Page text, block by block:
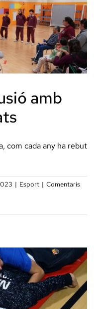
Col·labora
La
Àmbit
amb
com cada any ha rebut
| Esport | Comentaris